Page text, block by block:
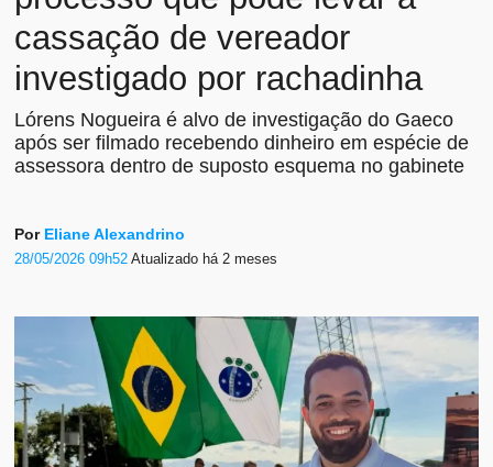
cassação de vereador
investigado por rachadinha
Lórens Nogueira é alvo de investigação do Gaeco
após ser filmado recebendo dinheiro em espécie de
assessora dentro de suposto esquema no gabinete
Por Eliane Alexandrino
28/05/2026 09h52Atualizado há 2 meses